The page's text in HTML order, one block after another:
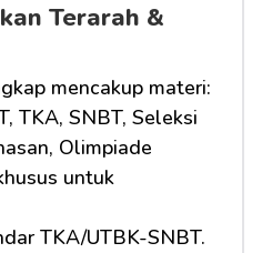
Terarah &
mencakup materi:
TKA, SNBT, Seleksi
Olimpiade
untuk
TKA/UTBK-SNBT.